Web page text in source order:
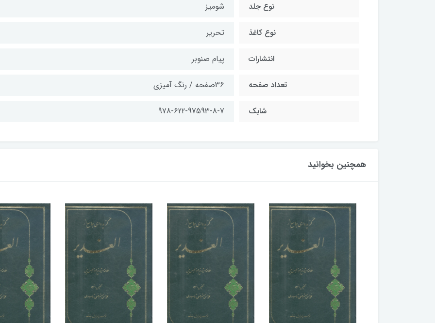
نوع جلد شومیز
نوع کاغذ تحریر
انتشارات پیام صنوبر
تعداد صفحه 36صفحه / رنگ آمیزی
شابک 978-622-97593-8-7
همچنین بخوانید